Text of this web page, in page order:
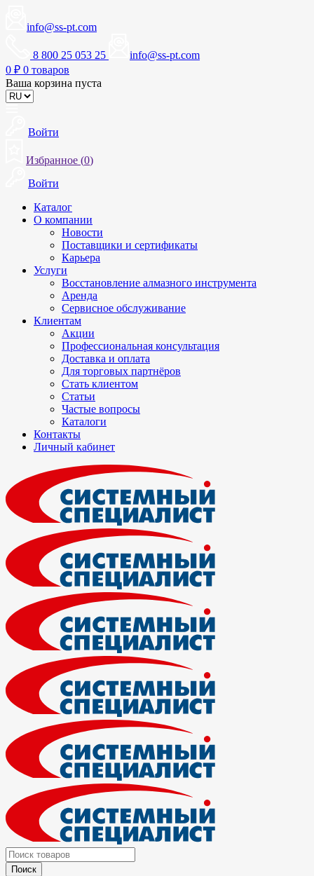
info@ss-pt.com
8 800 25 053 25
info@ss-pt.com
0 ₽ 0 товаров
Ваша корзина пуста
Войти
Избранное (0)
Войти
Каталог
О компании
Новости
Поставщики и сертификаты
Карьера
Услуги
Восстановление алмазного инструмента
Аренда
Сервисное обслуживание
Клиентам
Акции
Профессиональная консультация
Доставка и оплата
Для торговых партнёров
Стать клиентом
Статьи
Частые вопросы
Каталоги
Контакты
Личный кабинет